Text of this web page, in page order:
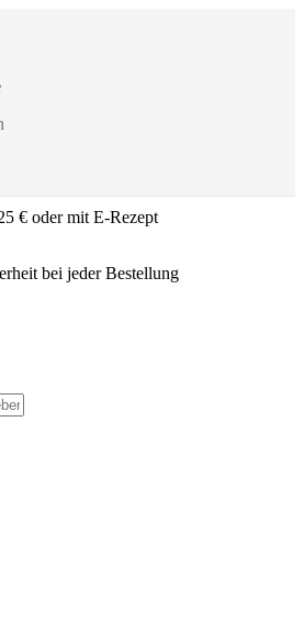
€ oder mit E-Rezept
bei jeder Bestellung